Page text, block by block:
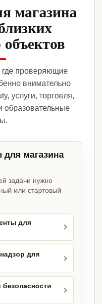
магазина
где проверяющие
внимательно
услуги, торговля,
образовательные
магазина
задачи нужно
или стартовый
для
для